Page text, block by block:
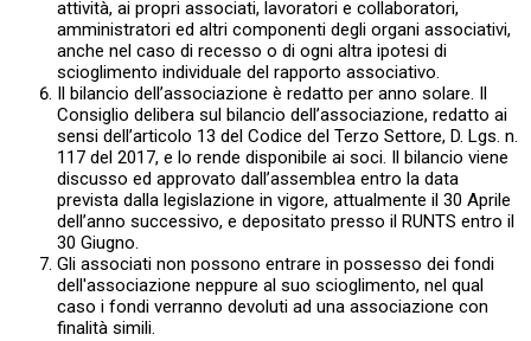
attività, ai propri associati, lavoratori e collaboratori,
amministratori ed altri componenti degli organi associativi,
anche nel caso di recesso o di ogni altra ipotesi di
scioglimento individuale del rapporto associativo.
Il bilancio dell’associazione è redatto per anno solare. Il
Consiglio delibera sul bilancio dell’associazione, redatto ai
sensi dell’articolo 13 del Codice del Terzo Settore, D. Lgs. n.
117 del 2017, e lo rende disponibile ai soci. Il bilancio viene
discusso ed approvato dall’assemblea entro la data
prevista dalla legislazione in vigore, attualmente il 30 Aprile
dell’anno successivo, e depositato presso il RUNTS entro il
30 Giugno.
Gli associati non possono entrare in possesso dei fondi
dell'associazione neppure al suo scioglimento, nel qual
caso i fondi verranno devoluti ad una associazione con
finalità simili.